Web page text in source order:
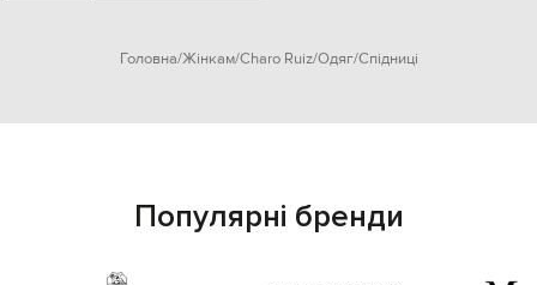
Головна Жінкам Charo Ruiz Одяг Спідниці
Популярні бренди